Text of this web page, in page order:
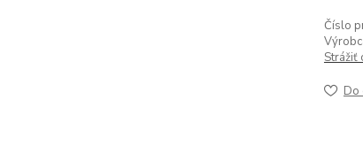
Číslo
Strážiť
Do